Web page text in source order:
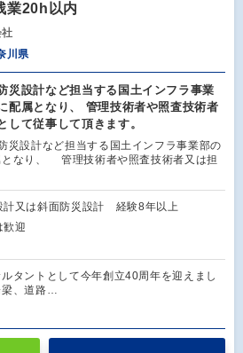
業20h以内
社
川県
災設計など担当する国土インフラ事業
配属となり、 管理技術者や照査技術者
して従事して頂きます。
災設計など担当する国土インフラ事業部の
となり、 管理技術者や照査技術者又は担
計又は斜面防災設計 経験8年以上
歓迎
タントとして今年創立40周年を迎えまし
梁、道路…